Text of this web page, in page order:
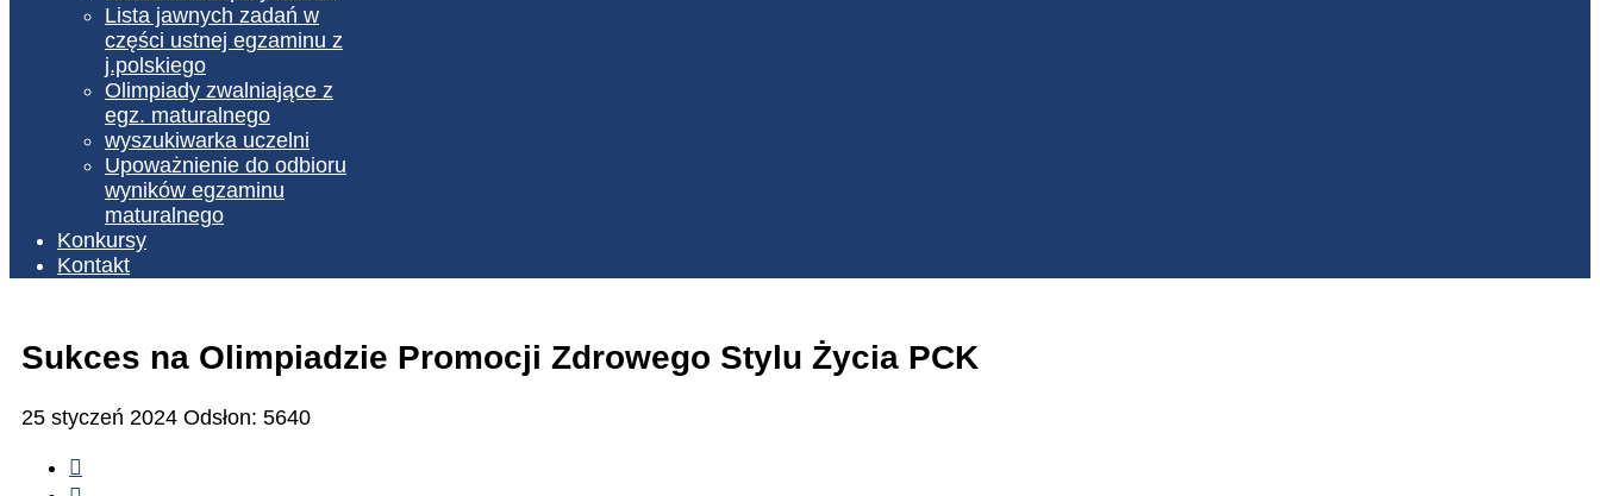
Lista jawnych zadań w
części ustnej egzaminu z
j.polskiego
Olimpiady zwalniające z
egz. maturalnego
wyszukiwarka uczelni
Upoważnienie do odbioru
wyników egzaminu
maturalnego
Konkursy
Kontakt
Sukces na Olimpiadzie Promocji Zdrowego Stylu Życia PCK
25 styczeń 2024 Odsłon: 5640